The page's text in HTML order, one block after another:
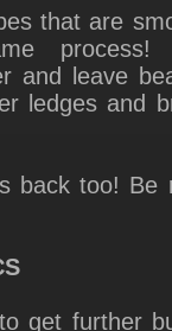
and leave
ledges and
back too! Be
get further
Unite with
to solve